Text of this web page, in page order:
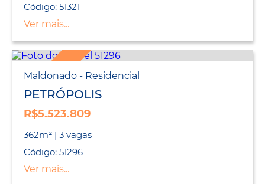
Código: 51321
Ver mais...
LANÇAMENTO
Maldonado - Residencial
PETRÓPOLIS
R$5.523.809
362m² | 3 vagas
Código: 51296
Ver mais...